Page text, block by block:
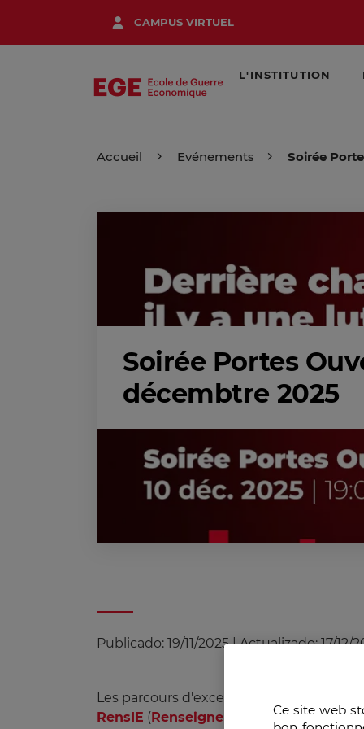
contenu
CAMPUS VIRTUEL
L'INSTITUTION
Accueil Evénements Soirée
Soirée Portes
décembtre 2025
Publicado: 19/11/2025|Actualizado: 17/12/
Les parcours d'excellence SIE (
RensIE (Renseignement etCe site web